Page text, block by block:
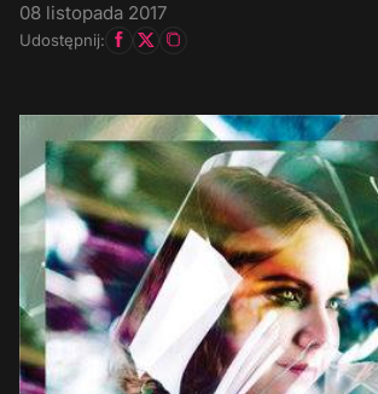
08 listopada 2017
Udostępnij: